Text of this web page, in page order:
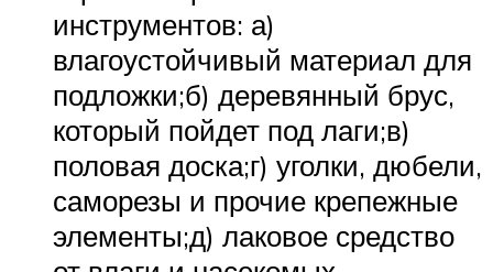
инструментов: а)
влагоустойчивый материал для
подложки;б) деревянный брус,
который пойдет под лаги;в)
половая доска;г) уголки, дюбели,
саморезы и прочие крепежные
элементы;д) лаковое средство